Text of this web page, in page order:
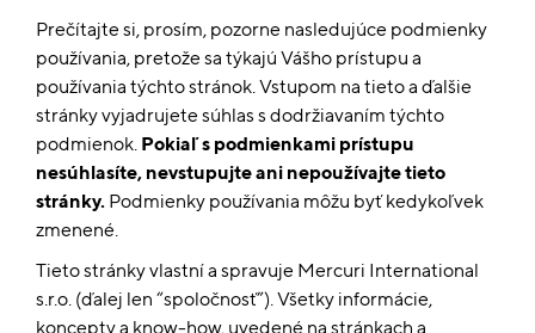
Prečítajte si, prosím, pozorne nasledujúce podmienky
používania, pretože sa týkajú Vášho prístupu a
používania týchto stránok. Vstupom na tieto a ďalšie
stránky vyjadrujete súhlas s dodržiavaním týchto
podmienok. Pokiaľ s podmienkami prístupu
nesúhlasíte, nevstupujte ani nepoužívajte tieto
stránky. Podmienky používania môžu byť kedykoľvek
zmenené.
Tieto stránky vlastní a spravuje Mercuri International
s.r.o. (ďalej len “spoločnosť”). Všetky informácie,
koncepty a know-how, uvedené na stránkach a